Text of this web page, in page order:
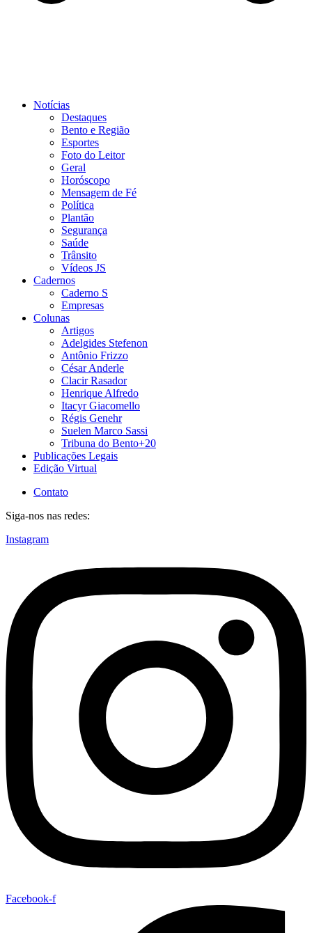
Notícias
Destaques
Bento e Região
Esportes
Foto do Leitor
Geral
Horóscopo
Mensagem de Fé
Política
Plantão
Segurança
Saúde
Trânsito
Vídeos JS
Cadernos
Caderno S
Empresas
Colunas
Artigos
Adelgides Stefenon
Antônio Frizzo
César Anderle
Clacir Rasador
Henrique Alfredo
Itacyr Giacomello
Régis Genehr
Suelen Marco Sassi
Tribuna do Bento+20
Publicações Legais
Edição Virtual
Contato
Siga-nos nas redes:
Instagram
Facebook-f